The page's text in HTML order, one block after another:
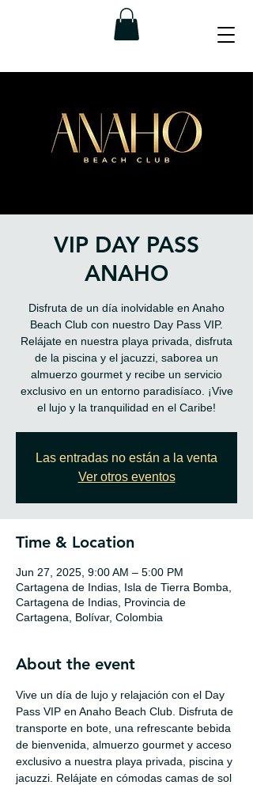
VIP DAY PASS
ANAHO
Disfruta de un día inolvidable en Anaho
Beach Club con nuestro Day Pass VIP.
Relájate en nuestra playa privada, disfruta
de la piscina y el jacuzzi, saborea un
almuerzo gourmet y recibe un servicio
exclusivo en un entorno paradisíaco. ¡Vive
Las entradas no están a la venta
Ver otros eventos
Time & Location
Jun 27, 2025, 9:00 AM – 5:00 PM
Cartagena de Indias, Isla de Tierra Bomba,
Cartagena de Indias, Provincia de
Cartagena, Bolívar, Colombia
About the event
Vive un día de lujo y relajación con el Day
Pass VIP en Anaho Beach Club. Disfruta de
transporte en bote, una refrescante bebida
de bienvenida, almuerzo gourmet y acceso
exclusivo a nuestra playa privada, piscina y
jacuzzi. Relájate en cómodas camas de sol